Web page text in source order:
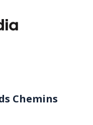
Chemins